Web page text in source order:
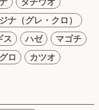
ナ（グレ・クロ）
ス ハゼ
マゴチ
ロ
カツオ